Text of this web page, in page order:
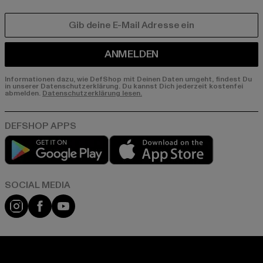
ANMELDEN
Informationen dazu, wie DefShop mit Deinen Daten umgeht, findest Du
in unserer Datenschutzerklärung. Du kannst Dich jederzeit kostenfei
abmelden. Datenschutzerklärung lesen.
Play market
Instagram
FacebookYouTube